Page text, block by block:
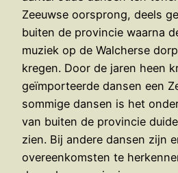
Zeeuwse oorsprong, deels
buiten de provincie waarna
muziek op de Walcherse
kregen. Door de jaren heen
geïmporteerde dansen een
sommige dansen is het
van buiten de provincie
zien. Bij andere dansen zijn
overeenkomsten te